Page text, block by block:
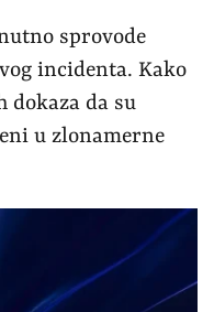
sprovode
incidenta. Kako
dokaza da su
u zlonamerne